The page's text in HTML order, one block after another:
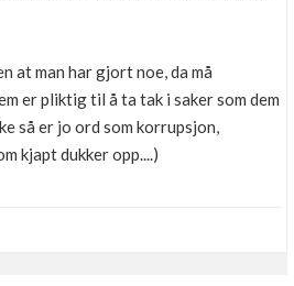
at man har gjort noe, da må
er pliktig til å ta tak i saker som dem
så er jo ord som korrupsjon,
kjapt dukker opp....)